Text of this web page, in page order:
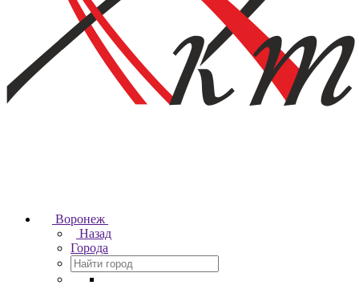
Воронеж
Назад
Города